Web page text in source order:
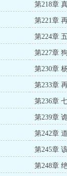
第218章
第221章
第224章
第227章
第230章
第233章
第236章
第239章
第242章
第245章
第248章